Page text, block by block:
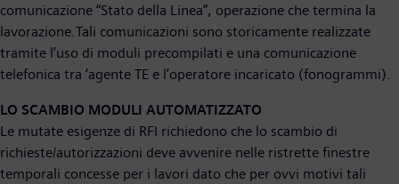
comunicazione “Stato della Linea”, operazione che termina la
lavorazione.Tali comunicazioni sono storicamente realizzate
tramite l’uso di moduli precompilati e una comunicazione
telefonica tra ‘agente TE e l’operatore incaricato (fonogrammi).
LO SCAMBIO MODULI AUTOMATIZZATO
Le mutate esigenze di RFI richiedono che lo scambio di
richieste/autorizzazioni deve avvenire nelle ristrette finestre
temporali concesse per i lavori dato che per ovvi motivi tali